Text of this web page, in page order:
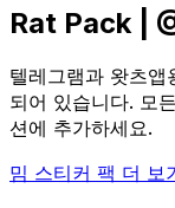
Rat Pack |
텔레그램과 왓츠
되어 있습니다. 모
션에 추가하세요.
밈 스티커 팩 더 보